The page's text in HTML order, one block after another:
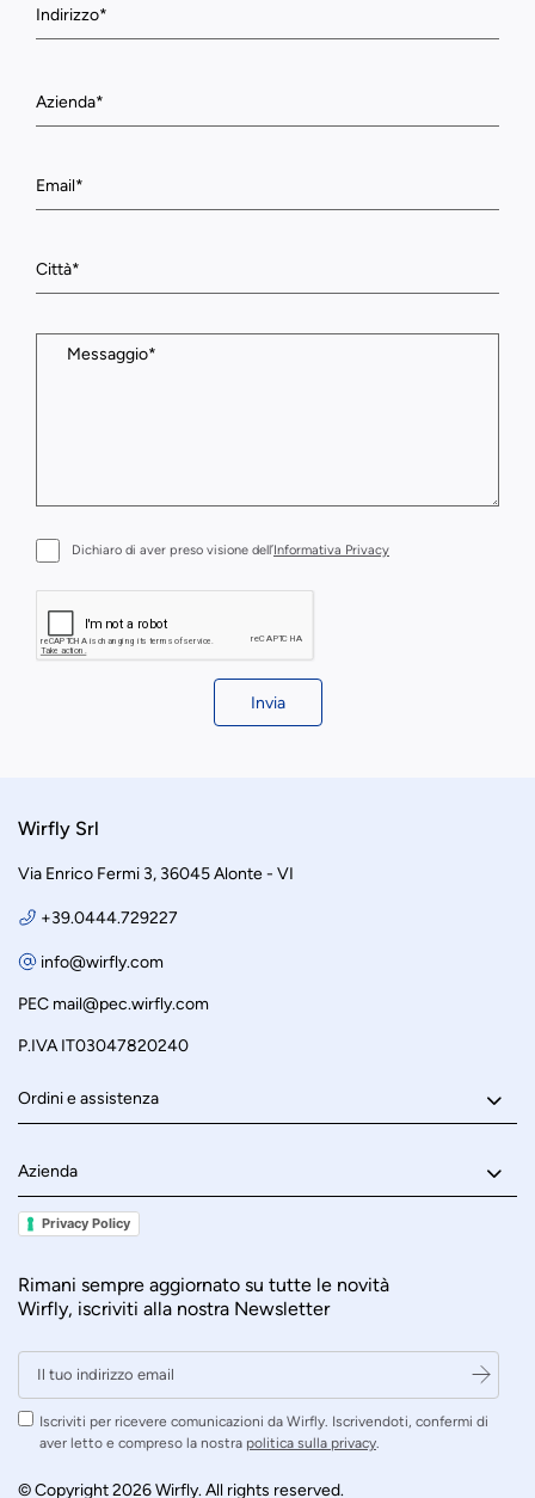
Dichiaro di aver preso visione dell’Informativa Privacy
Invia
Wirfly Srl
Via Enrico Fermi 3, 36045 Alonte - VI
+39.0444.729227
info@wirfly.com
PEC mail@pec.wirfly.com
P.IVA IT03047820240
Ordini e assistenza
Azienda
Privacy Policy
Rimani sempre aggiornato su tutte le novità
Wirfly, iscriviti alla nostra Newsletter
Iscriviti per ricevere comunicazioni da Wirfly. Iscrivendoti, confermi di
aver letto e compreso la nostra politica sulla privacy
© Copyright 2026 Wirfly. All rights reserved.